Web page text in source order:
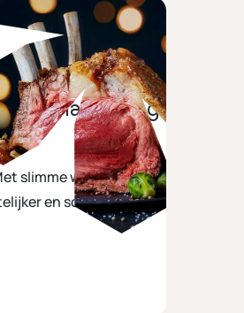
de extreme
slimme webshop-
en schaalbaar.